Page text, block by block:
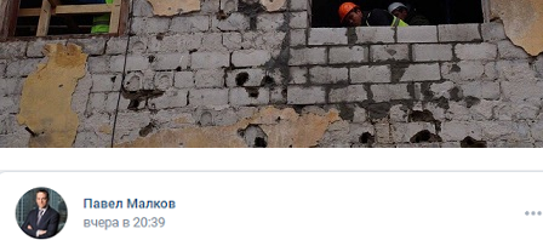
skrinmariupol.png